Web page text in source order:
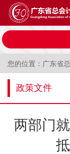
您的位置： 广东省
政策文件
两部门